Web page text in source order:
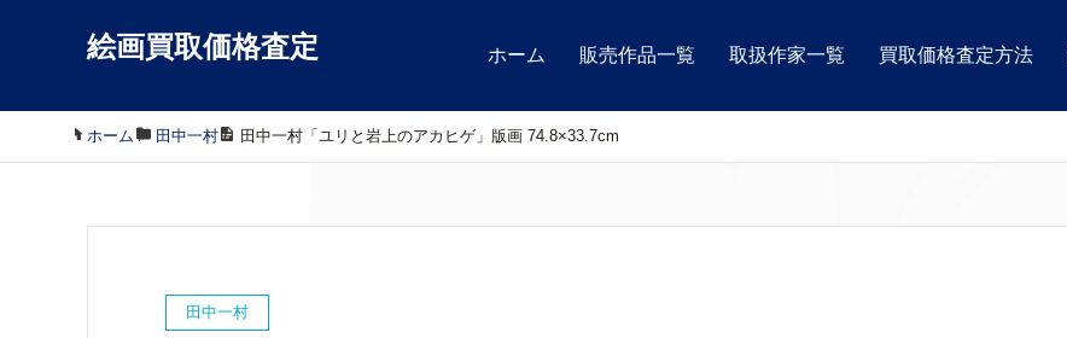
絵画買取価格査定 ホーム 販売作品一覧 取扱作家一覧 買取価格査定方法
ホーム / 田中一村/ 田中一村「ユリと岩上のアカヒゲ」版画 74.8×33.7cm
田中一村